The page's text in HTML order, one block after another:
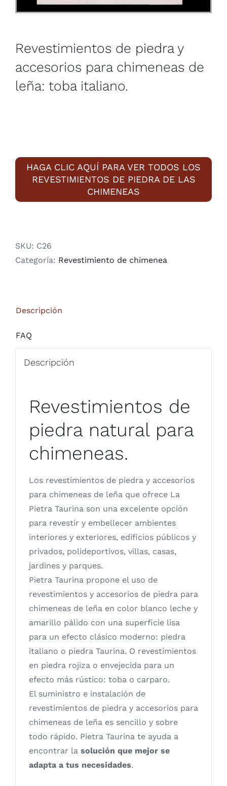
Revestimientos de piedra y
accesorios para chimeneas de
leña: toba italiano.
HAGA CLIC AQUÍ PARA VER TODOS LOS
REVESTIMIENTOS DE PIEDRA DE LAS
CHIMENEAS
SKU: C26
Categoría: Revestimiento de chimenea
Descripción
FAQ
Descripción
Revestimientos de
piedra natural para
chimeneas.
Los revestimientos de piedra y accesorios
para chimeneas de leña que ofrece La
Pietra Taurina son una excelente opción
para revestir y embellecer ambientes
interiores y exteriores, edificios públicos y
privados, polideportivos, villas, casas,
jardines y parques.
Pietra Taurina propone el uso de
revestimientos y accesorios de piedra para
chimeneas de leña en color blanco leche y
amarillo pálido con una superficie lisa
para un efecto clásico moderno: piedra
italiano o piedra Taurina. O revestimientos
en piedra rojiza o envejecida para un
efecto más rústico: toba o carparo.
El suministro e instalación de
revestimientos de piedra y accesorios para
chimeneas de leña es sencillo y sobre
todo rápido. Pietra Taurina te ayuda a
encontrar la solución que mejor se
adapta a tus necesidades.